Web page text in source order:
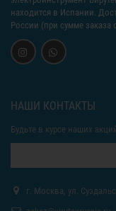
находится в Испании.
России (при сумме заказа
НАШИ КОНТАКТЫ
Будьте в курсе наших
г. Москва, ул.